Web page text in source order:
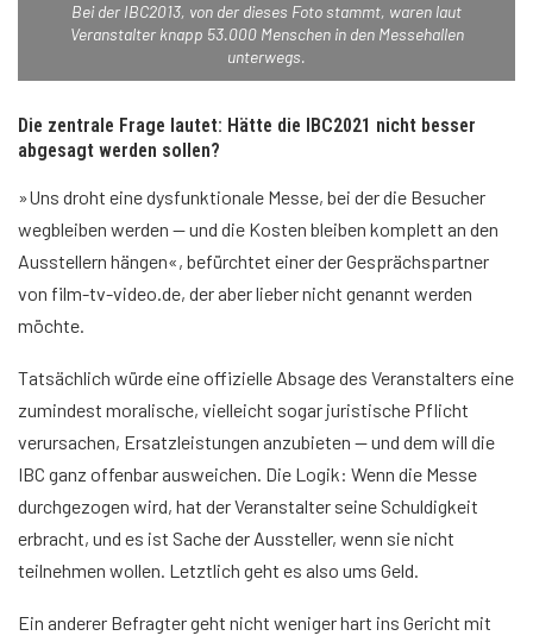
Bei der IBC2013, von der dieses Foto stammt, waren laut
Veranstalter knapp 53.000 Menschen in den Messehallen
unterwegs.
Die zentrale Frage lautet: Hätte die IBC2021 nicht besser
abgesagt werden sollen?
»Uns droht eine dysfunktionale Messe, bei der die Besucher
wegbleiben werden — und die Kosten bleiben komplett an den
Ausstellern hängen«, befürchtet einer der Gesprächspartner
von film-tv-video.de, der aber lieber nicht genannt werden
möchte.
Tatsächlich würde eine offizielle Absage des Veranstalters eine
zumindest moralische, vielleicht sogar juristische Pflicht
verursachen, Ersatzleistungen anzubieten — und dem will die
IBC ganz offenbar ausweichen. Die Logik: Wenn die Messe
durchgezogen wird, hat der Veranstalter seine Schuldigkeit
erbracht, und es ist Sache der Aussteller, wenn sie nicht
teilnehmen wollen. Letztlich geht es also ums Geld.
Ein anderer Befragter geht nicht weniger hart ins Gericht mit